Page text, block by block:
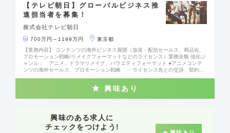
【テレビ朝日】グローバルビジネス推
進担当者を募集！
株式会社テレビ朝日
700万円～1199万円
東京都
【業務内容】 コンテンツの海外ビジネス展開（放送・配信セールス、商品化、
プロモーション戦略/リメイクフォーマットなどのライセンス）業務全般 強化ジ
ャンル： アニメ、ドラマリメイク、バラエティフォーマット ●アニメコンテ
ンツの海外セールス、プロモーション戦略 ・ライセンス先との交渉、契約 *
ク、バラエティフォーマット ・ライセンス先、共同開発パートナーとの交
興味あり
興味のある求人に
チェックをつけよう!